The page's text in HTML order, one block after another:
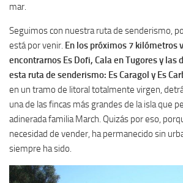
mar.
Seguimos con nuestra ruta de senderismo,
está por venir. En los próximos 7 kilómetros
encontrarnos Es Dofi, Cala en Tugores y las
esta ruta de senderismo: Es Caragol y Es
en un tramo de litoral totalmente virgen,
una de las fincas más grandes de la isla que
adinerada familia March. Quizás por eso,
necesidad de vender, ha permanecido sin
siempre ha sido.